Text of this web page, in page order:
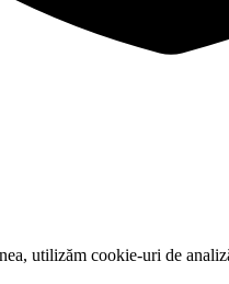
utilizăm cookie-uri de